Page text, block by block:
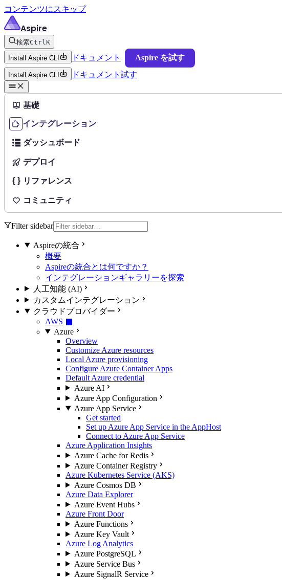
コンテンツにスキップ
Aspire
検索CtrlK
Install Aspire CLI ドキュメント Aspire を試す
Install Aspire CLI ドキュメント 試す
基礎
インテグレーション
ダッシュボード
デプロイ
リファレンス
コミュニティ
Filter sidebar
Aspireの統合
概要
Aspireの統合とは何ですか？
インテグレーションギャラリーを探索
人工知能 (AI)
カスタムインテグレーション
クラウドプロバイダー
AWS
Azure
Overview
Customize Azure resources
Local Azure provisioning
Configure Azure Container Apps
Default Azure credential
Azure AI
Azure App Configuration
Azure App Service
Get started
Set up Azure App Service in the AppHost
Connect to Azure App Service
Azure Application Insights
Azure Cache for Redis
Azure Container Registry
Azure Kubernetes Service (AKS)
Azure Cosmos DB
Azure Data Explorer
Azure Event Hubs
Azure Front Door
Azure Functions
Azure Key Vault
Azure Log Analytics
Azure PostgreSQL
Azure Service Bus
Azure SignalR Service